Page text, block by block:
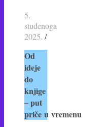
5.
studenoga
2025. /
Od
ideje
do
knjige
– put
priče u vremenu